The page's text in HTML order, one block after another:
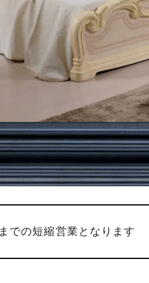
での短縮営業となります